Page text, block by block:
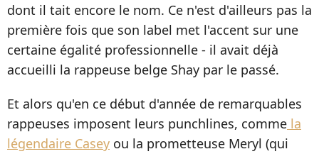
dont il tait encore le nom. Ce n'est d'ailleurs pas la
première fois que son label met l'accent sur une
certaine égalité professionnelle - il avait déjà
accueilli la rappeuse belge Shay par le passé.
Et alors qu'en ce début d'année de remarquables
rappeuses imposent leurs punchlines, comme la
légendaire Casey ou la prometteuse Meryl (qui